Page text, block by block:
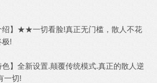
】★★一切看脸!真正无门槛，散人不花
极!
全新设置.颠覆传统模式.真正的散人逆
一切!